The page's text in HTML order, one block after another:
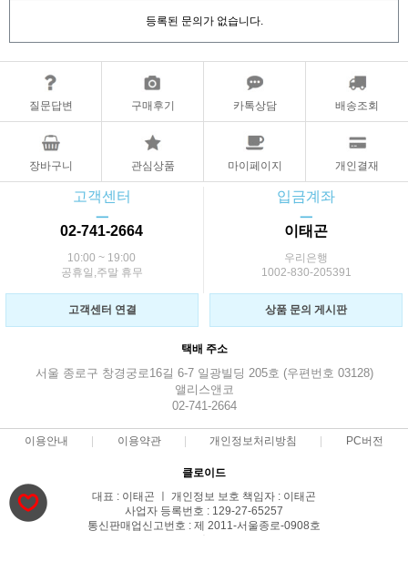
등록된 문의가 없습니다.
질문답변 구매후기 카톡상담 배송조회
장바구니 관심상품 마이페이지 개인결재
고객센터
ㅡ
02-741-2664
10:00 ~ 19:00
공휴일,주말 휴무
입금계좌
ㅡ
이태곤
우리은행
1002-830-205391
고객센터 연결 상품 문의 게시판
택배 주소
서울 종로구 창경궁로16길 6-7 일광빌딩 205호 (우편번호 03128)
앨리스앤코
02-741-2664
이용안내 이용약관 개인정보처리방침 PC버전
클로이드
대표 : 이태곤 ㅣ 개인정보 보호 책임자 : 이태곤
사업자 등록번호 : 129-27-65257
통신판매업신고번호 : 제 2011-서울종로-0908호